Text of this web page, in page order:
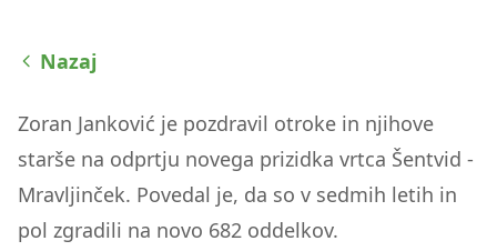
Nazaj
Zoran Janković je pozdravil otroke in njihove
starše na odprtju novega prizidka vrtca Šentvid -
Mravljinček. Povedal je, da so v sedmih letih in
pol zgradili na novo 682 oddelkov.